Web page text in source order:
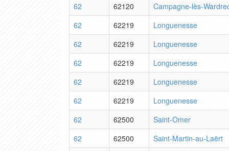
62
62120
Campagne-lès-
62
62219
Longuenesse
62
62219
Longuenesse
62
62219
Longuenesse
62
62219
Longuenesse
62
62219
Longuenesse
62
62500
Saint-Omer
62
62500
Saint-Martin-au-Laërt